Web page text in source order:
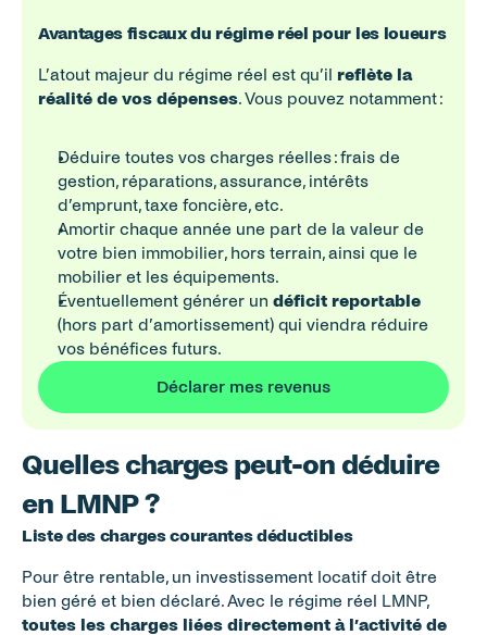
Avantages fiscaux du régime réel pour les loueurs
L’atout majeur du régime réel est qu’il reflète la
réalité de vos dépenses. Vous pouvez notamment :
Déduire toutes vos charges réelles : frais de
gestion, réparations, assurance, intérêts
d’emprunt, taxe foncière, etc.
Amortir chaque année une part de la valeur de
votre bien immobilier, hors terrain, ainsi que le
mobilier et les équipements.
Éventuellement générer un déficit reportable
(hors part d’amortissement) qui viendra réduire
vos bénéfices futurs.
Déclarer mes revenus
Quelles charges peut-on déduire
en LMNP ?
Liste des charges courantes déductibles
Pour être rentable, un investissement locatif doit être
bien géré et bien déclaré. Avec le régime réel LMNP,
toutes les charges liées directement à l’activité de